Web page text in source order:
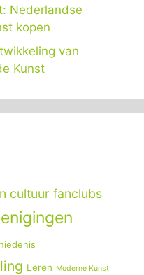
Nederlandse
kopen
van
Kunst
cultuur fanclubs
Leren Moderne Kunst